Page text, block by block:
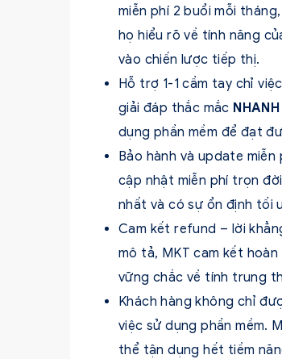
miễn phí 2 buổi mỗi
họ hiểu rõ về tính năng
vào chiến lược tiếp thị.
Hỗ trợ 1-1 cầm tay chỉ
giải đáp thắc mắc
dụng phần mềm để đạt
Bảo hành và update
cập nhật miễn phí trọn
nhất và có sự ổn định tối
Cam kết refund – lời
mô tả, MKT cam kết
vững chắc về tính trung
Khách hàng không chỉ
việc sử dụng phần mềm.
thể tận dụng hết tiềm